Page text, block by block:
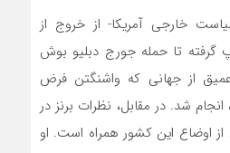
خارجی آمریکا- از خروج از
گرفته تا حمله جورج دبلیو بوش
از جهانی که واشنگتن فرض
شد. در مقابل، نظرات برنز در
اوضاع این کشور همراه است. او